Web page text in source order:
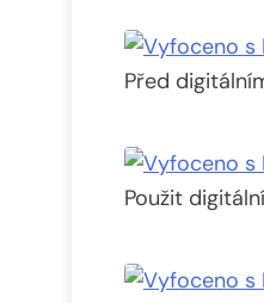
Před
Použit